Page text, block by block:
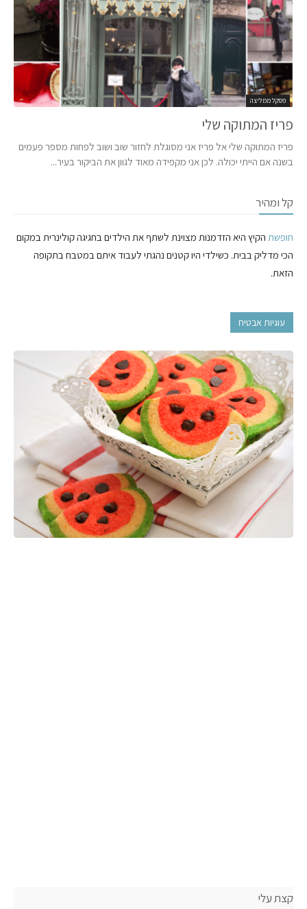
פסקל ממליצה
פריז המתוקה שלי
פריז המתוקה שלי אל פריז אני מסוגלת לחזור שוב ושוב לפחות מספר פעמים
בשנה אם הייתי יכולה. לכן אני מקפידה מאוד לגוון את הביקור בעיר...
קל ומהיר
חופשת הקיץ היא הזדמנות מצוינת לשתף את הילדים בחגיגה קולינרית במקום
הכי מדליק בבית. כשילדי היו קטנים נהגתי לעבוד איתם במטבח בתקופה
הזאת.
עוגיות אבטיח
קצת עלי